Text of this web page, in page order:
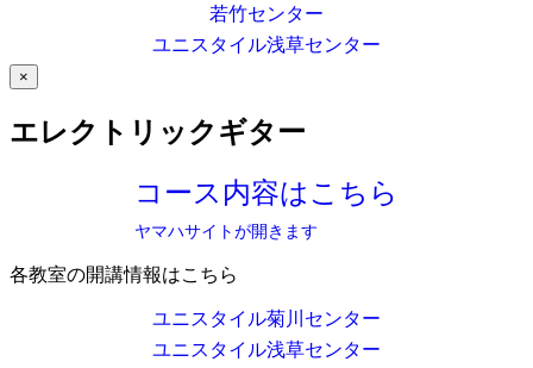
若竹センター
ユニスタイル浅草センター
×
エレクトリックギター
コース内容はこちら
ヤマハサイトが開きます
各教室の開講情報はこちら
ユニスタイル菊川センター
ユニスタイル浅草センター